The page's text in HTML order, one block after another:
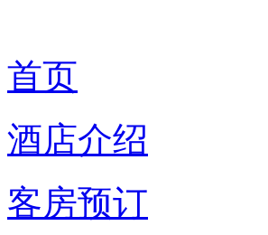
首页
酒店介绍
客房预订